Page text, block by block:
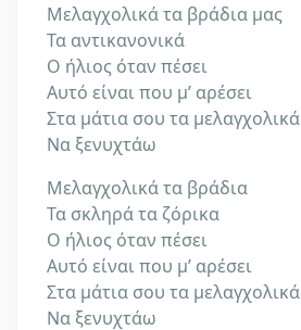
Μελαγχολικά τα βράδια μας
Τα αντικανονικά
Ο ήλιος όταν πέσει
Αυτό είναι που μ’ αρέσει
Στα μάτια σου τα μελαγχολικά
Να ξενυχτάω
Μελαγχολικά τα βράδια
Τα σκληρά τα ζόρικα
Ο ήλιος όταν πέσει
Αυτό είναι που μ’ αρέσει
Στα μάτια σου τα μελαγχολικά
Να ξενυχτάω